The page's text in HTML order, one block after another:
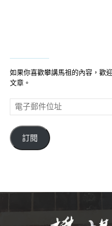
如果你喜歡攀講馬祖的內容，歡
文章。
電
子
件
位
訂閱